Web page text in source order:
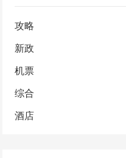
攻略
新政
机票
综合
酒店